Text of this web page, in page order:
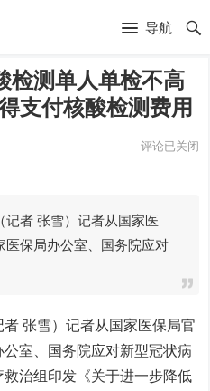
导航
检测单人单检不高
支付核酸检测费用
评论已关闭
者 张雪）记者从国家医
医保局办公室、国务院应对
张雪）记者从国家医保局官
室、国务院应对新型冠状病
治组印发《关于进一步降低